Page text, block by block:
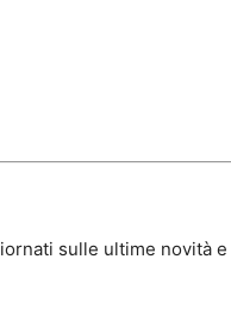
sulle ultime novità